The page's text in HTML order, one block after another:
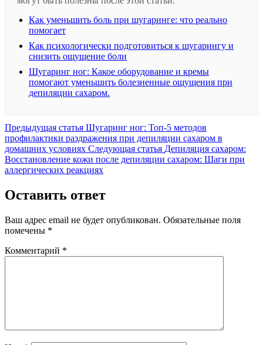
Как уменьшить боль при шугаринге: что реально
помогает
Как психологически подготовиться к шугарингу и
снизить ощущение боли
Шугаринг ног: Какое оборудование и кремы
помогают уменьшить болезненные ощущения при
депиляции сахаром.
Предыдущая статья Предыдущая
запись:
Шугаринг ног: Топ-5 методов
профилактики раздражения при депиляции сахаром в
домашних условиях Следующая статья Следующая
запись:
Депиляция сахаром:
Восстановление кожи после депиляции сахаром: Шаги при
аллергических реакциях
Оставить ответ
Ваш адрес email не будет опубликован. Обязательные поля
помечены *
Комментарий *